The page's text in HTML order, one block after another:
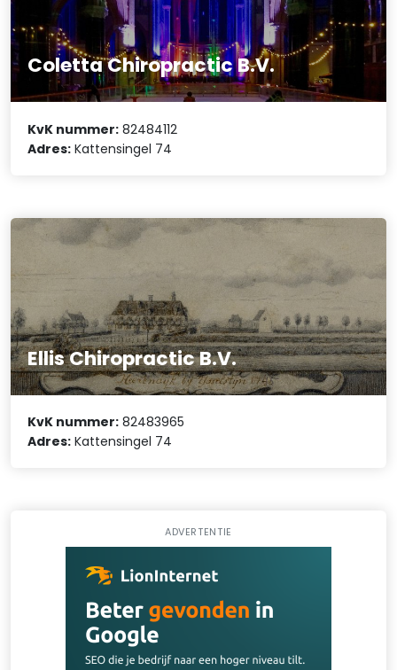
Coletta Chiropractic B.V.
KvK nummer: 82484112
Adres: Kattensingel 74
Ellis Chiropractic B.V.
KvK nummer: 82483965
Adres: Kattensingel 74
ADVERTENTIE